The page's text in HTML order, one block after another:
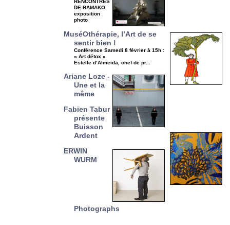
RENCONTRES
DE BAMAKO
exposition
photo
MuséOthérapie, l’Art de se
sentir bien !
Conférence Samedi 8 février à 15h :
« Art détox »
Estelle d’Almeida, chef de pr...
Ariane Loze -
Une et la
même
Fabien Tabur
présente
Buisson
Ardent
ERWIN
WURM
Photographs